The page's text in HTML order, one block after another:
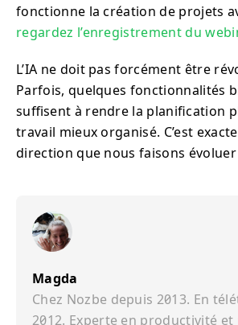
fonctionne la création de projets
regardez l’enregistrement du
L’IA ne doit pas forcément être
Parfois, quelques fonctionnalités
suffisent à rendre la planification
travail mieux organisé. C’est
direction que nous faisons évoluer
Magda
Chez Nozbe depuis 2013. En
2012. Experte en productivité